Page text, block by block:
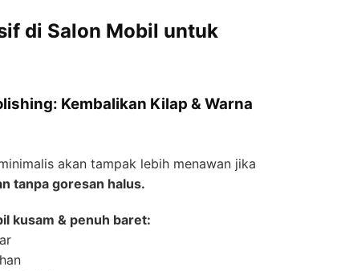
di Salon Mobil untuk
Kembalikan Kilap & Warna
akan tampak lebih menawan jika
tanpa goresan halus.
kusam & penuh baret: